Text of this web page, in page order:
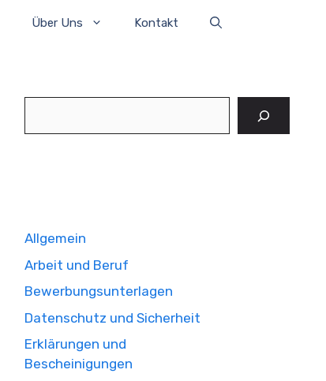
Über Uns Kontakt
Allgemein
Arbeit und Beruf
Bewerbungsunterlagen
Datenschutz und Sicherheit
Erklärungen und
Bescheinigungen